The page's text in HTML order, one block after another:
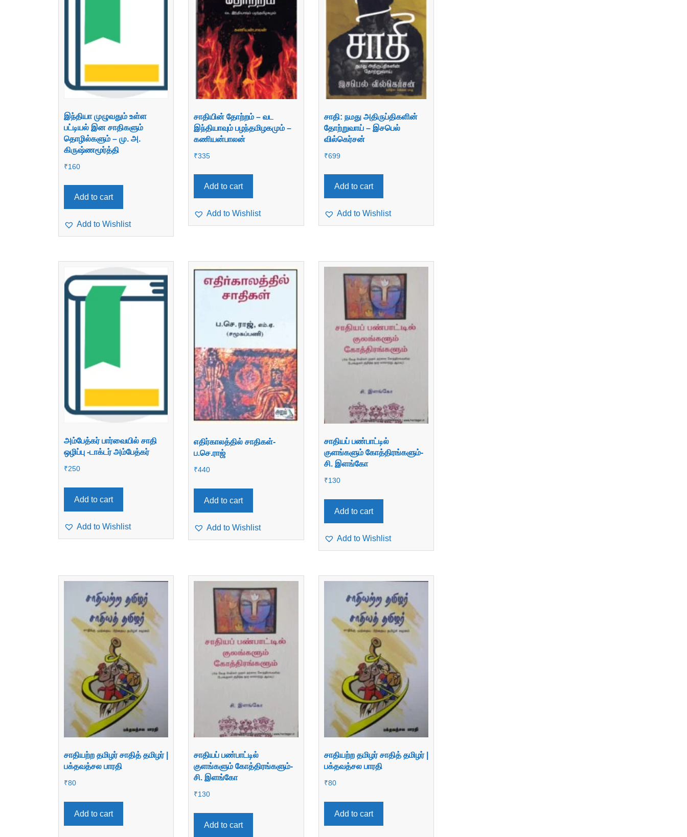
இந்தியா முழுவதும் உள்ள
பட்டியல் இன சாதிகளும்
தொழில்களும் – மு. அ.
கிருஷ்ணமூர்த்தி
₹160
Add to cart
Add to Wishlist
சாதியின் தோற்றம் – வட
இந்தியாவும் பழந்தமிழகமும் –
கணியன்பாலன்
₹335
Add to cart
Add to Wishlist
சாதி: நமது அதிருப்திகளின்
தோற்றுவாய் – இசபெல்
வில்கெர்சன்
₹699
Add to cart
Add to Wishlist
அம்பேத்கர் பார்வையில் சாதி
ஒழிப்பு -டாக்டர் அம்பேத்கர்
₹250
Add to cart
Add to Wishlist
எதிர்காலத்தில் சாதிகள்-
ப.செ.ராஜ்
₹440
Add to cart
Add to Wishlist
சாதியப் பண்பாட்டில்
குளங்களும் கோத்திரங்களும்-
சி. இளங்கோ
₹130
Add to cart
Add to Wishlist
சாதியற்ற தமிழர் சாதித் தமிழர் |
பக்தவத்சல பாரதி
₹80
Add to cart
சாதியப் பண்பாட்டில்
குளங்களும் கோத்திரங்களும்-
சி. இளங்கோ
₹130
Add to cart
சாதியற்ற தமிழர் சாதித் தமிழர் |
பக்தவத்சல பாரதி
₹80
Add to cart